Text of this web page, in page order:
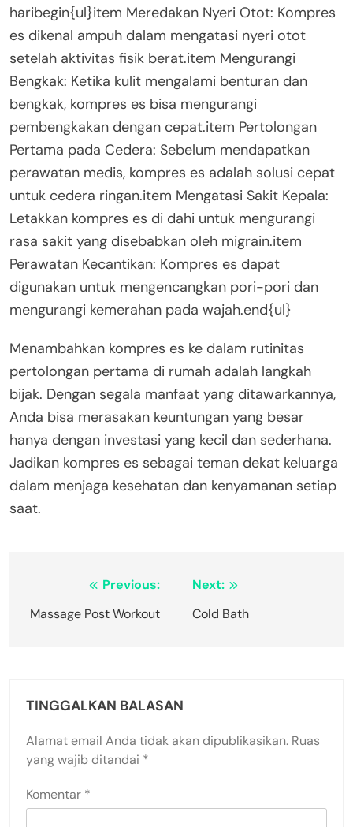
haribegin{ul}item Meredakan Nyeri Otot: Kompres
es dikenal ampuh dalam mengatasi nyeri otot
setelah aktivitas fisik berat.item Mengurangi
Bengkak: Ketika kulit mengalami benturan dan
bengkak, kompres es bisa mengurangi
pembengkakan dengan cepat.item Pertolongan
Pertama pada Cedera: Sebelum mendapatkan
perawatan medis, kompres es adalah solusi cepat
untuk cedera ringan.item Mengatasi Sakit Kepala:
Letakkan kompres es di dahi untuk mengurangi
rasa sakit yang disebabkan oleh migrain.item
Perawatan Kecantikan: Kompres es dapat
digunakan untuk mengencangkan pori-pori dan
mengurangi kemerahan pada wajah.end{ul}
Menambahkan kompres es ke dalam rutinitas
pertolongan pertama di rumah adalah langkah
bijak. Dengan segala manfaat yang ditawarkannya,
Anda bisa merasakan keuntungan yang besar
hanya dengan investasi yang kecil dan sederhana.
Jadikan kompres es sebagai teman dekat keluarga
dalam menjaga kesehatan dan kenyamanan setiap
saat.
Navigasi
pos
Previous:
Massage Post Workout
Next:
Cold Bath
TINGGALKAN BALASAN
Alamat email Anda tidak akan dipublikasikan. Ruas
yang wajib ditandai *
Komentar *